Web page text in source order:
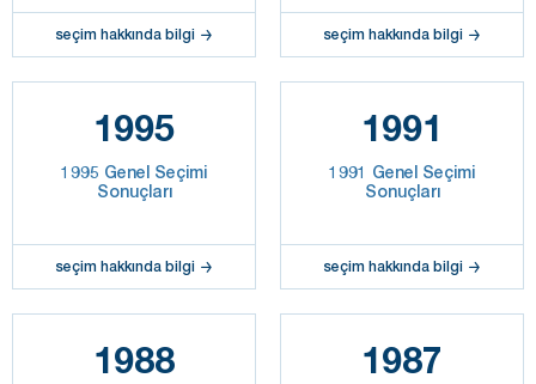
seçim hakkında bilgi seçim hakkında bilgi
1995
1995 Genel Seçimi
Sonuçları
seçim hakkında bilgi
1991
1991 Genel Seçimi
Sonuçları
seçim hakkında bilgi
1988 1987